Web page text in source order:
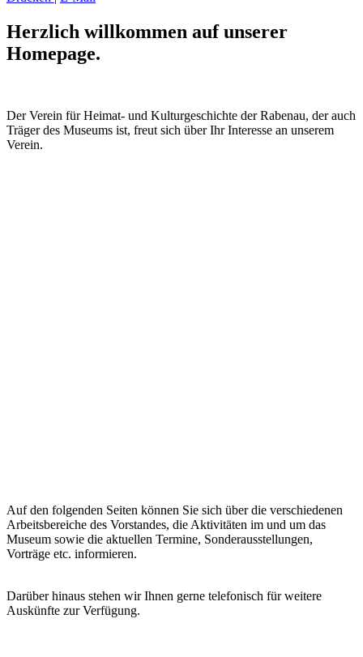
Herzlich willkommen auf unserer
Homepage.
Der Verein für Heimat- und Kulturgeschichte der Rabenau, derauch
Träger des Museums ist, freut sich über Ihr Interesse an unserem
Verein.
Auf den folgenden Seiten können Sie sich über die verschiedenen
Arbeitsbereiche des Vorstandes, die Aktivitäten im und um das
Museum sowie die aktuellen Termine, Sonderausstellungen,
Vorträge etc. informieren.
Darüber hinaus stehen wir Ihnen gerne telefonisch für weitere
Auskünfte zur Verfügung.